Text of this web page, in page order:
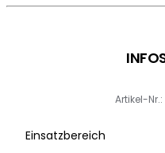
Artikel-
Einsatzbereich